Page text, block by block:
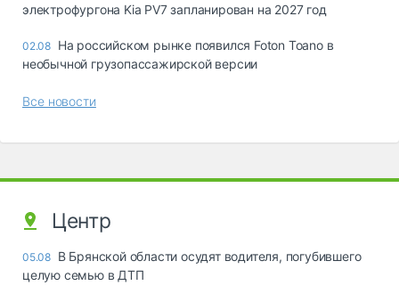
электрофургона Kia PV7 запланирован на 2027 год
02.08 На российском рынке появился Foton Toano в
необычной грузопассажирской версии
Все новости
Центр
05.08 В Брянской области осудят водителя, погубившего
целую семью в ДТП